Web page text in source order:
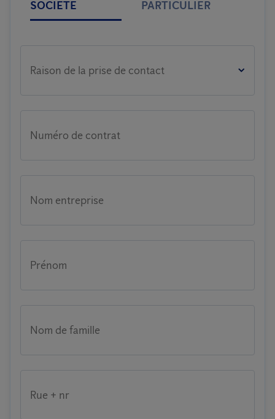
SOCIETE
PARTICULIER
Raison de la prise de contact
Numéro de contrat
Nom entreprise
Prénom
Nom de famille
Rue + nr